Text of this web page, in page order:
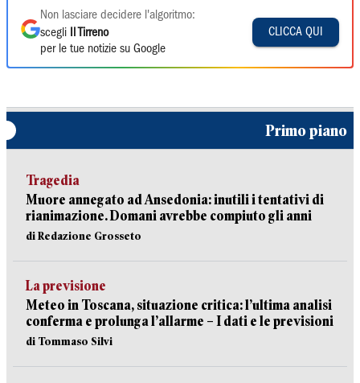
Non lasciare decidere l'algoritmo:
scegli
Il Tirreno
per le tue notizie su Google
CLICCA QUI
Primo piano
Tragedia
Muore annegato ad Ansedonia: inutili i tentativi di
rianimazione. Domani avrebbe compiuto gli anni
di Redazione Grosseto
La previsione
Meteo in Toscana, situazione critica: l’ultima analisi
conferma e prolunga l’allarme – I dati e le previsioni
di Tommaso Silvi